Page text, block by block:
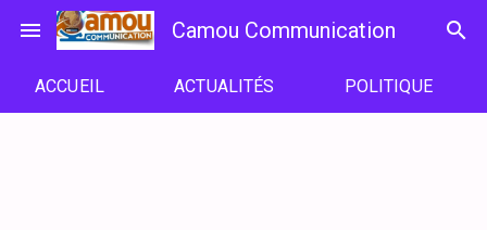
menu Camou Communication search
ACCUEIL ACTUALITÉS POLITIQUE